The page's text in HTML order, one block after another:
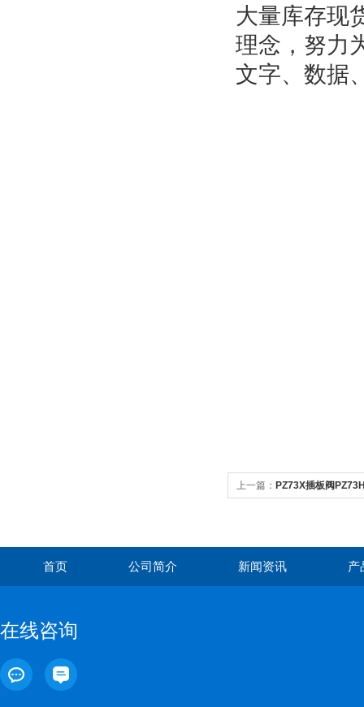
大量库存现
理念，努力
文字、数据
上一篇： PZ73X插板阀
首页 公司简介 新闻资讯 产
在线咨询